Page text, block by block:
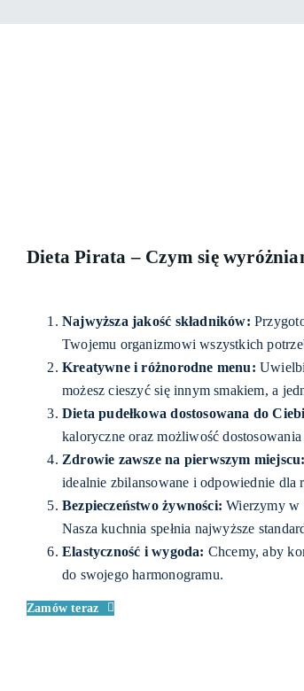
Dieta Pirata – Czym się
Najwyższa jakość składników:
Twojemu organizmowi wszystkich
Kreatywne i różnorodne menu:
możesz cieszyć się innym smakiem, a
Dieta pudełkowa dostosowana do
kaloryczne oraz możliwość
Zdrowie zawsze na pierwszym miejscu:
idealnie zbilansowane i odpowiednie dla
Bezpieczeństwo żywności: Wierzymy w
Nasza kuchnia spełnia najwyższe
Elastyczność i wygoda: Chcemy, aby
do swojego harmonogramu.
Zamów teraz